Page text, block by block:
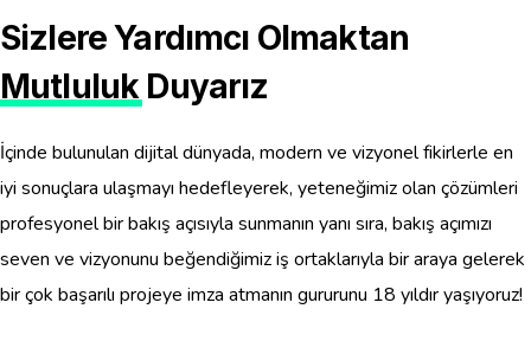
Sizlere Yardımcı Olmaktan
Mutluluk Duyarız
İçinde bulunulan dijital dünyada, modern ve vizyonel fikirlerle en
iyi sonuçlara ulaşmayı hedefleyerek, yeteneğimiz olan çözümleri
profesyonel bir bakış açısıyla sunmanın yanı sıra, bakış açımızı
seven ve vizyonunu beğendiğimiz iş ortaklarıyla bir araya gelerek
bir çok başarılı projeye imza atmanın gururunu 18 yıldır yaşıyoruz!